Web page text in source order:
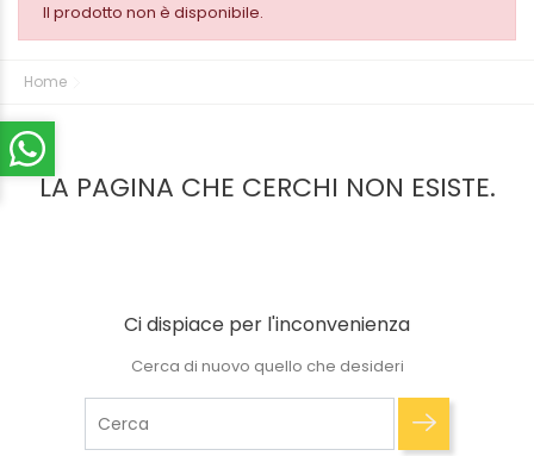
Il prodotto non è disponibile.
Home
LA PAGINA CHE CERCHI NON ESISTE.
Ci dispiace per l'inconvenienza
Cerca di nuovo quello che desideri